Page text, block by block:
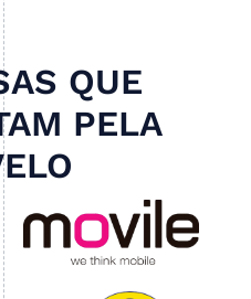
QUE
PELA